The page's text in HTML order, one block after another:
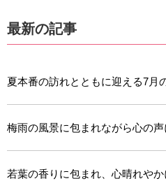
最新の記事
夏本番の訪れとともに迎える7月
梅雨の風景に包まれながら心の
若葉の香りに包まれ、心晴れやか